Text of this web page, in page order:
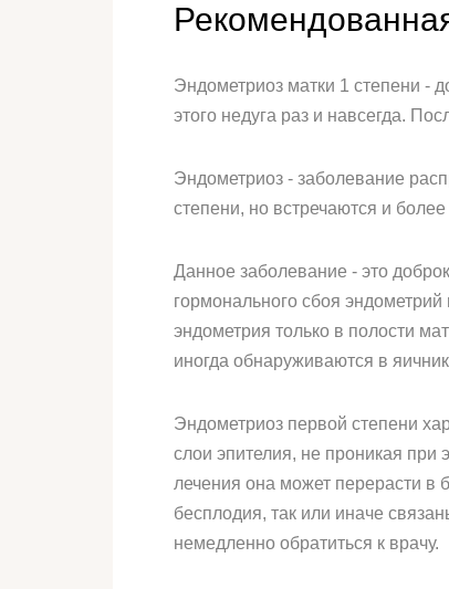
Эндометриоз матки 1 степени -
этого недуга раз и навсегда.
Эндометриоз - заболевание
степени, но встречаются и
Данное заболевание - это
гормонального сбоя
эндометрия только в полости
иногда обнаруживаются в
Эндометриоз первой степени
слои эпителия, не проникая при
лечения она может перерасти в
бесплодия, так или иначе
немедленно обратиться к врачу.